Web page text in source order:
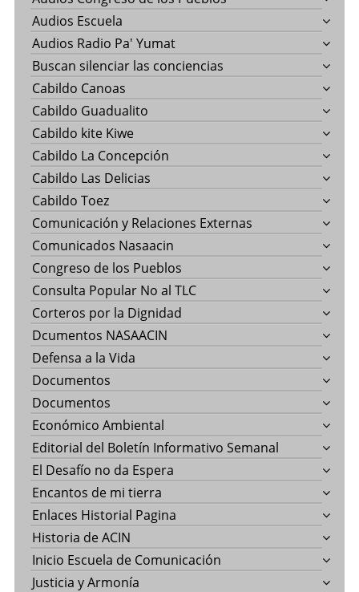
Audios Escuela
Audios Radio Pa' Yumat
Buscan silenciar las conciencias
Cabildo Canoas
Cabildo Guadualito
Cabildo kite Kiwe
Cabildo La Concepción
Cabildo Las Delicias
Cabildo Toez
Comunicación y Relaciones Externas
Comunicados Nasaacin
Congreso de los Pueblos
Consulta Popular No al TLC
Corteros por la Dignidad
Dcumentos NASAACIN
Defensa a la Vida
Documentos
Documentos
Económico Ambiental
Editorial del Boletín Informativo Semanal
El Desafío no da Espera
Encantos de mi tierra
Enlaces Historial Pagina
Historia de ACIN
Inicio Escuela de Comunicación
Justicia y Armonía